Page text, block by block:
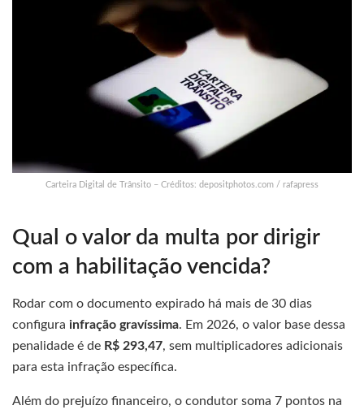
Carteira Digital de Trânsito – Créditos: depositphotos.com / rafapress
Qual o valor da multa por dirigir
com a habilitação vencida?
Rodar com o documento expirado há mais de 30 dias
configura infração gravíssima. Em 2026, o valor base dessa
penalidade é de R$ 293,47, sem multiplicadores adicionais
para esta infração específica.
Além do prejuízo financeiro, o condutor soma 7 pontos na